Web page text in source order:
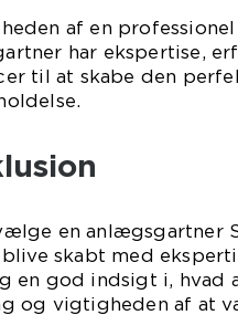
af en
har ekspertise,
til at skabe den
en anlægsgartner
skabt med
en god indsigt i, hvad
og vigtigheden af at